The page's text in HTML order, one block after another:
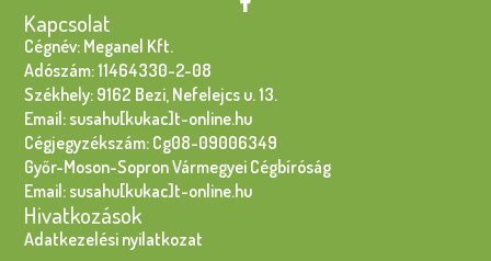
Kapcsolat
Cégnév: Meganel Kft.
Adószám: 11464330-2-08
Székhely: 9162 Bezi, Nefelejcs u. 13.
Email: susahu[kukac]t-online.hu
Cégjegyzékszám: Cg08-09006349
Győr-Moson-Sopron Vármegyei Cégbíróság
Email: susahu[kukac]t-online.hu
Hivatkozások
Adatkezelési nyilatkozat